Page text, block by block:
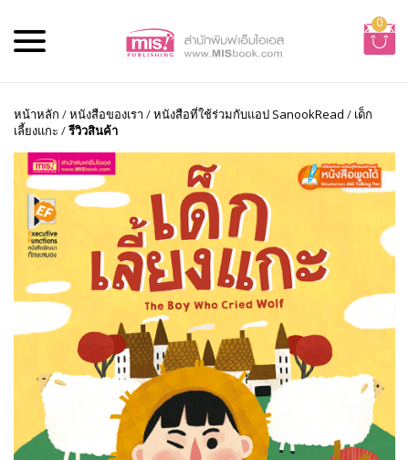
0
หน้าหลัก /หนังสือของเรา /หนังสือที่ใช้ร่วมกับแอป SanookRead / เด็ก
เลี้ยงแกะ /รีวิวสินค้า